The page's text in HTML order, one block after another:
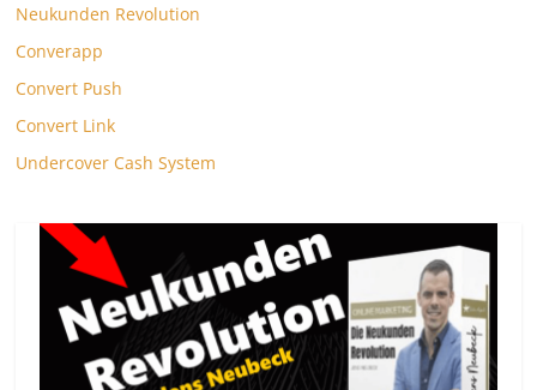
Neukunden Revolution
Converapp
Convert Push
Convert Link
Undercover Cash System